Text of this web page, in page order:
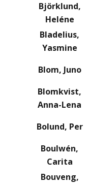
Björklund,
Heléne
Bladelius,
Yasmine
Blom, Juno
Blomkvist,
Anna-Lena
Bolund, Per
Boulwén,
Carita
Bouveng,